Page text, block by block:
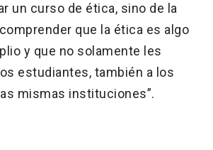
un curso de ética, sino de la
que la ética es algo
y que no solamente les
estudiantes, también a los
mismas instituciones”.